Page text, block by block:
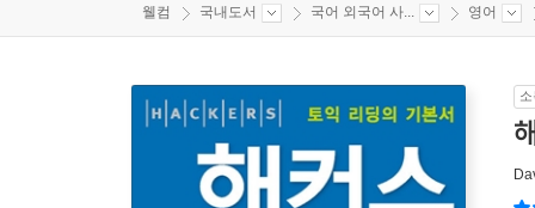
웰컴 국내도서 국어 외국어 사... 영어